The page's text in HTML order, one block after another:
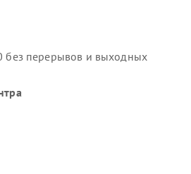
перерывов и выходных